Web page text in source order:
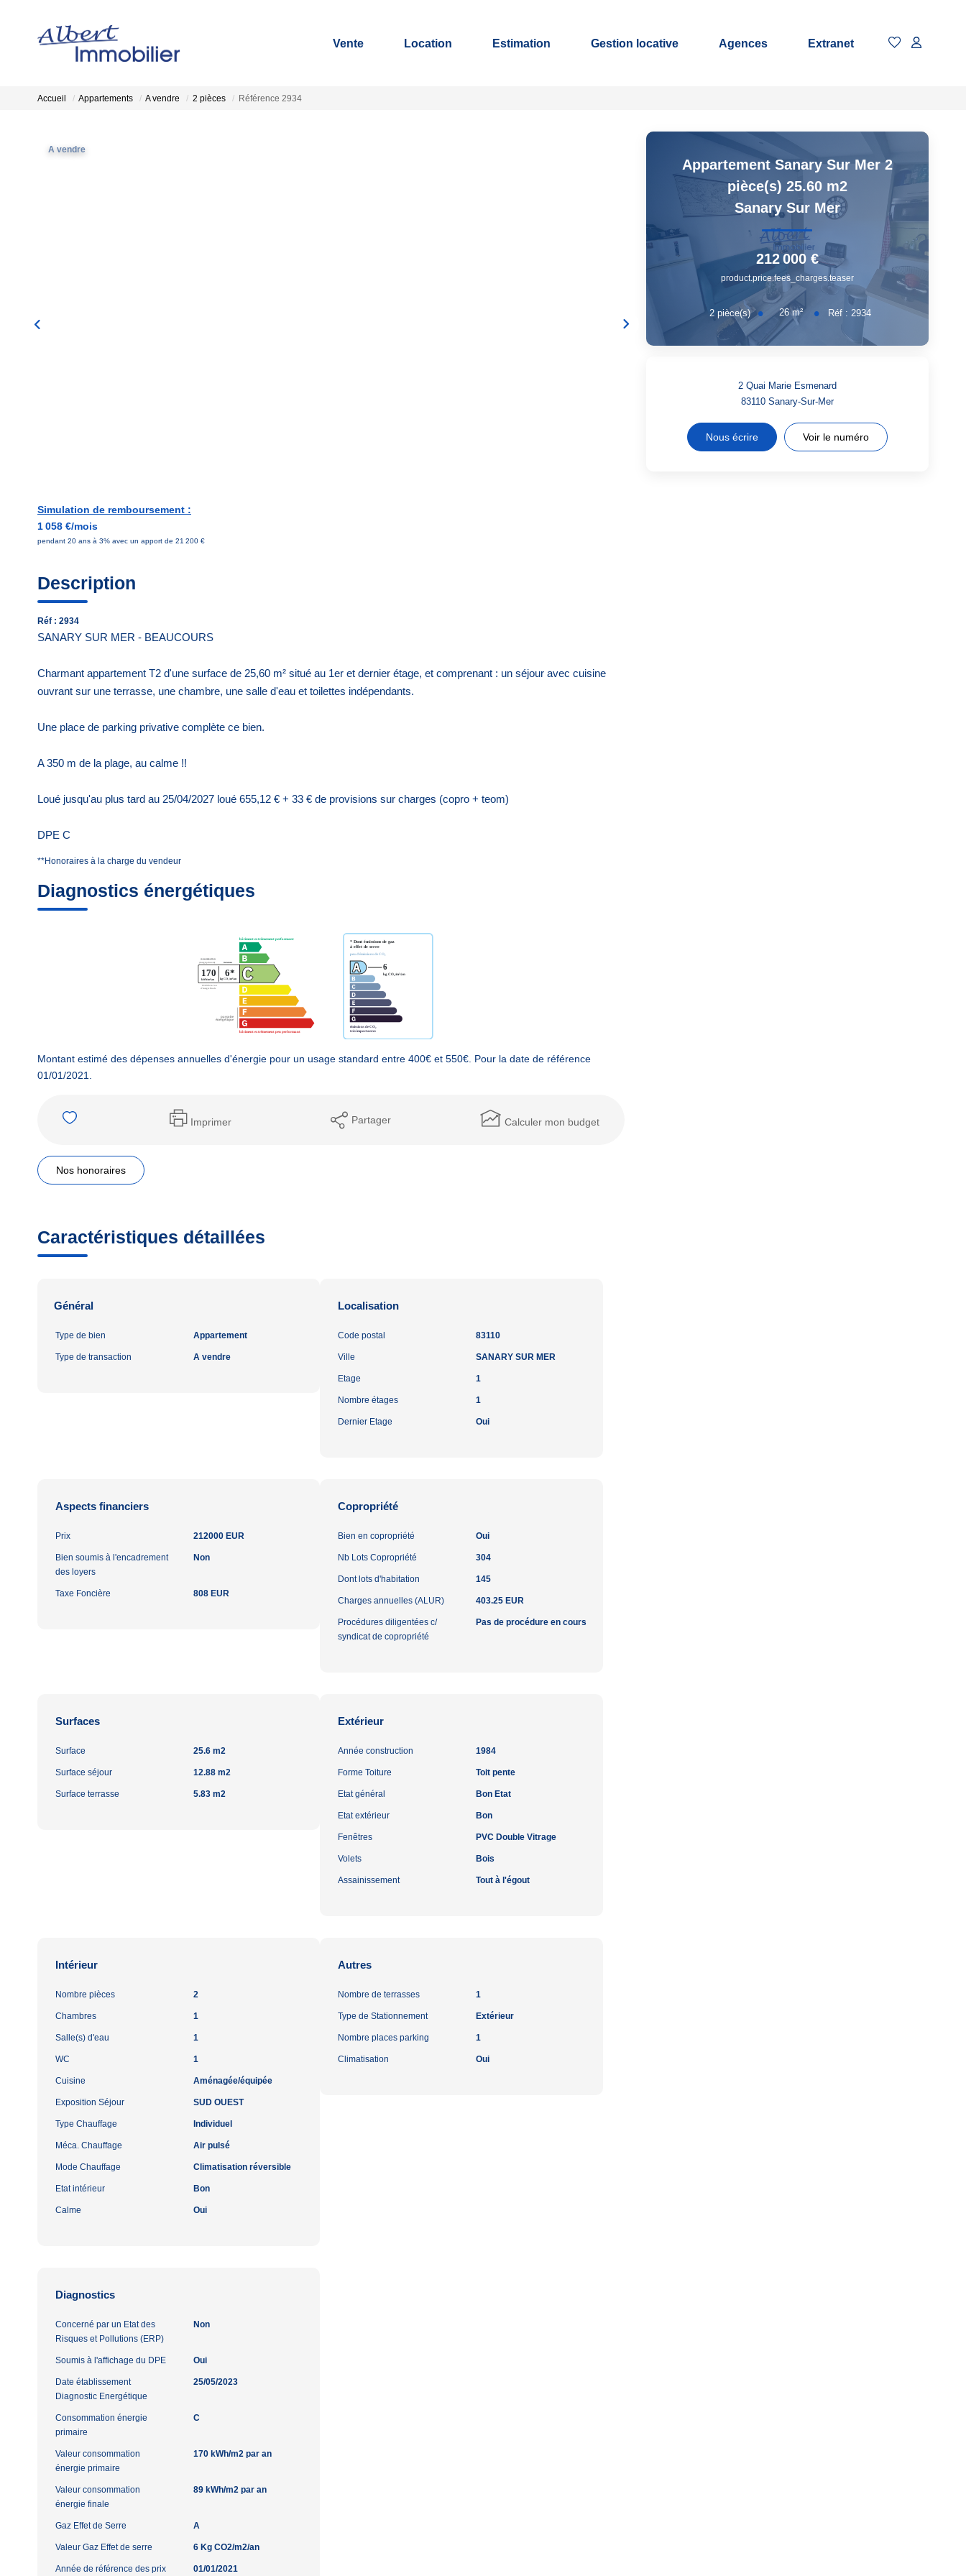
Vente Location Estimation Gestion locative Agences Extranet
Accueil Appartements A vendre 2 pièces Référence 2934
A vendre
Simulation de remboursement :
1 058 €/mois
pendant 20 ans à 3% avec un apport de 21 200 €
Description
Réf : 2934
SANARY SUR MER - BEAUCOURS
Charmant appartement T2 d'une surface de 25,60 m² situé au 1er et dernier étage, et comprenant : un séjour avec cuisine
ouvrant sur une terrasse, une chambre, une salle d'eau et toilettes indépendants.
Une place de parking privative complète ce bien.
A 350 m de la plage, au calme !!
Loué jusqu'au plus tard au 25/04/2027 loué 655,12 € + 33 € de provisions sur charges (copro + teom)
DPE C
**Honoraires à la charge du vendeur
Diagnostics énergétiques
Montant estimé des dépenses annuelles d'énergie pour un usage standard entre 400€ et 550€. Pour la date de référence
01/01/2021.
Imprimer Partager Calculer mon budget
Nos honoraires
Caractéristiques détaillées
Général
Type de bien Appartement
Type de transaction A vendre
Localisation
Code postal 83110
Ville SANARY SUR MER
Etage 1
Nombre étages 1
Dernier Etage Oui
Aspects financiers
Prix 212000 EUR
Bien soumis à l'encadrement
des loyers
Non
Taxe Foncière 808 EUR
Copropriété
Bien en copropriété Oui
Nb Lots Copropriété 304
Dont lots d'habitation 145
Charges annuelles (ALUR) 403.25 EUR
Procédures diligentées c/
syndicat de copropriété
Pas de procédure en cours
Surfaces
Surface 25.6 m2
Surface séjour 12.88 m2
Surface terrasse 5.83 m2
Extérieur
Année construction 1984
Forme Toiture Toit pente
Etat général Bon Etat
Etat extérieur Bon
Fenêtres PVC Double Vitrage
Volets Bois
Assainissement Tout à l'égout
Intérieur
Nombre pièces 2
Chambres 1
Salle(s) d'eau 1
WC 1
Cuisine Aménagée/équipée
Exposition Séjour SUD OUEST
Type Chauffage Individuel
Méca. Chauffage Air pulsé
Mode Chauffage Climatisation réversible
Etat intérieur Bon
Calme Oui
Autres
Nombre de terrasses 1
Type de Stationnement Extérieur
Nombre places parking 1
Climatisation Oui
Diagnostics
Concerné par un Etat des
Risques et Pollutions (ERP)
Non
Soumis à l'affichage du DPE Oui
Date établissement
Diagnostic Energétique
25/05/2023
Consommation énergie
primaire
C
Valeur consommation
énergie primaire
170 kWh/m2 par an
Valeur consommation
énergie finale
89 kWh/m2 par an
Gaz Effet de Serre A
Valeur Gaz Effet de serre 6 Kg CO2/m2/an
Année de référence des prix 01/01/2021
Appartement Sanary Sur Mer 2
pièce(s) 25.60 m2
Sanary Sur Mer
212 000 €
product.price.fees_charges.teaser
2 pièce(s) 26m² Réf : 2934
2 Quai Marie Esmenard
83110 Sanary-Sur-Mer
Nous écrire Voir le numéro